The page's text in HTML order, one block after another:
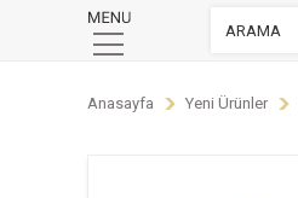
Anasayfa Yeni Ürünler